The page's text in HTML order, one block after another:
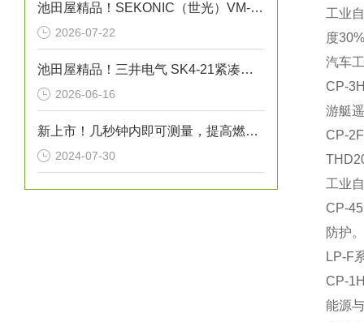
池田屋精品！SEKONIC（世光）VM-10A-MH 振动式粘度计
2026-07-22
池田屋精品！三井电气 SK4-21紧凑型单据打印机 参数介绍
2026-06-16
新上市！几秒钟内即可测量，提高燃烧效率！生物质燃料水分仪“HI-700”
2024-07-30
工业
度
汽车
‌CP-
游艇
‌CP-
工业
‌CP-
防护。
‌LP-F
‌CP-
能源